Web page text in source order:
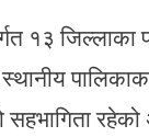
१३ जिल्लाका
रहेको